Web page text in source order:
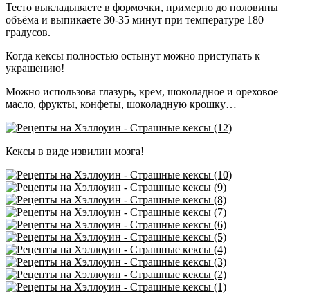
Тесто выкладываете в формочки, примерно до половины
объёма и выпикаете 30-35 минут при температуре 180
градусов.
Когда кексы полностью остынут можно приступать к
украшению!
Можно использова глазурь, крем, шоколадное и ореховое
масло, фрукты, конфеты, шоколадную крошку…
Кексы в виде извилин мозга!